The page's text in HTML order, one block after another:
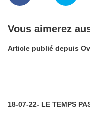
Vous aimerez
Article
18-07-22- LE TEMPS